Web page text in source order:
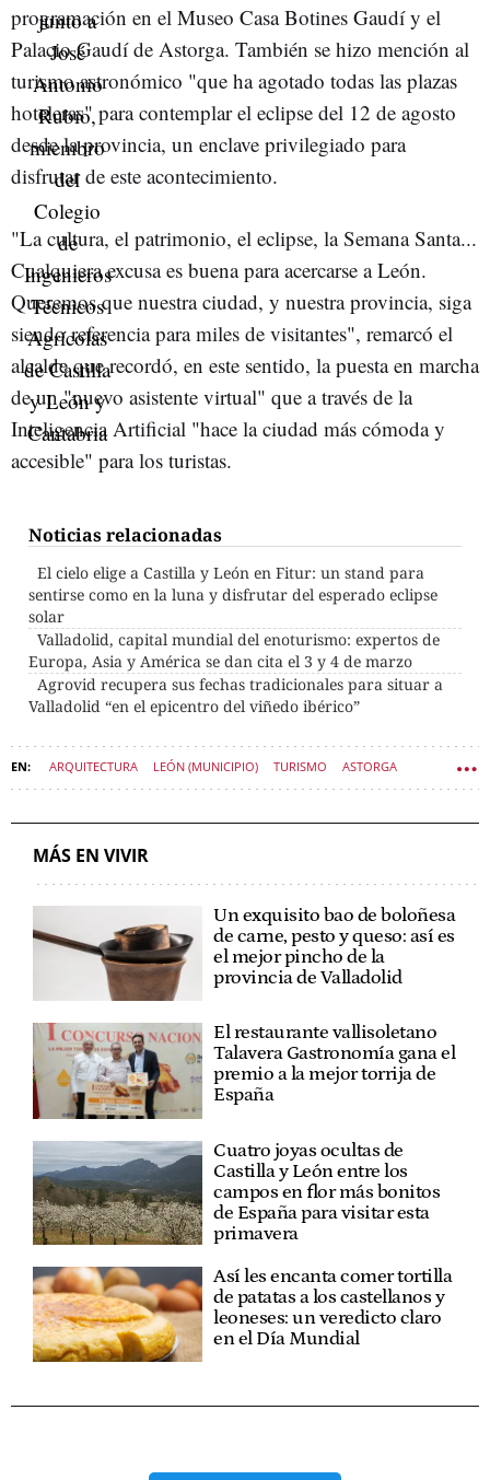
programación en el Museo Casa Botines Gaudí y el
Palacio Gaudí de Astorga. También se hizo mención al
turismo astronómico "que ha agotado todas las plazas
hoteleras" para contemplar el eclipse del 12 de agosto
desde la provincia, un enclave privilegiado para
disfrutar de este acontecimiento.
"La cultura, el patrimonio, el eclipse, la Semana Santa...
Cualquiera excusa es buena para acercarse a León.
Queremos que nuestra ciudad, y nuestra provincia, siga
siendo referencia para miles de visitantes", remarcó el
alcalde que recordó, en este sentido, la puesta en marcha
de un "nuevo asistente virtual" que a través de la
Inteligencia Artificial "hace la ciudad más cómoda y
accesible" para los turistas.
Noticias relacionadas
El cielo elige a Castilla y León en Fitur: un stand para
sentirse como en la luna y disfrutar del esperado eclipse
solar
Valladolid, capital mundial del enoturismo: expertos de
Europa, Asia y América se dan cita el 3 y 4 de marzo
Agrovid recupera sus fechas tradicionales para situar a
Valladolid “en el epicentro del viñedo ibérico”
ARQUITECTURA LEÓN (MUNICIPIO) TURISMO ASTORGA
MÁS EN VIVIR
Un exquisito bao de boloñesa
de carne, pesto y queso: así es
el mejor pincho de la
provincia de Valladolid
El restaurante vallisoletano
Talavera Gastronomía gana el
premio a la mejor torrija de
España
Cuatro joyas ocultas de
Castilla y León entre los
campos en flor más bonitos
de España para visitar esta
primavera
Así les encanta comer tortilla
de patatas a los castellanos y
leoneses: un veredicto claro
en el Día Mundial